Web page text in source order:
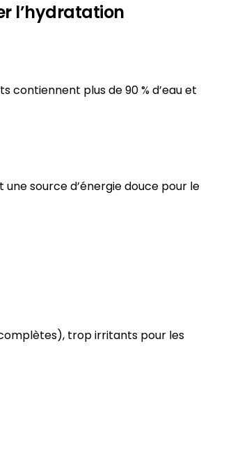
l’hydratation
contiennent plus de 90 % d’eau et
source d’énergie douce pour le
trop irritants pour les